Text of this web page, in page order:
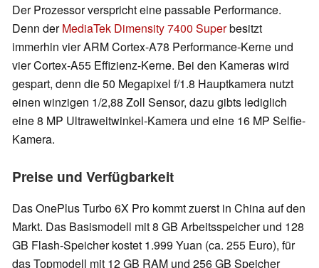
Der Prozessor verspricht eine passable Performance.
Denn derMediaTek Dimensity 7400 Superbesitzt
immerhin vier ARM Cortex-A78 Performance-Kerne und
vier Cortex-A55 Effizienz-Kerne. Bei den Kameras wird
gespart, denn die 50 Megapixel f/1.8 Hauptkamera nutzt
einen winzigen 1/2,88 Zoll Sensor, dazu gibts lediglich
eine 8 MP Ultraweitwinkel-Kamera und eine 16 MP Selfie-
Kamera.
Preise und Verfügbarkeit
Das OnePlus Turbo 6X Pro kommt zuerst in China auf den
Markt. Das Basismodell mit 8 GB Arbeitsspeicher und 128
GB Flash-Speicher kostet 1.999 Yuan (ca. 255 Euro), für
das Topmodell mit 12 GB RAM und 256 GB Speicher